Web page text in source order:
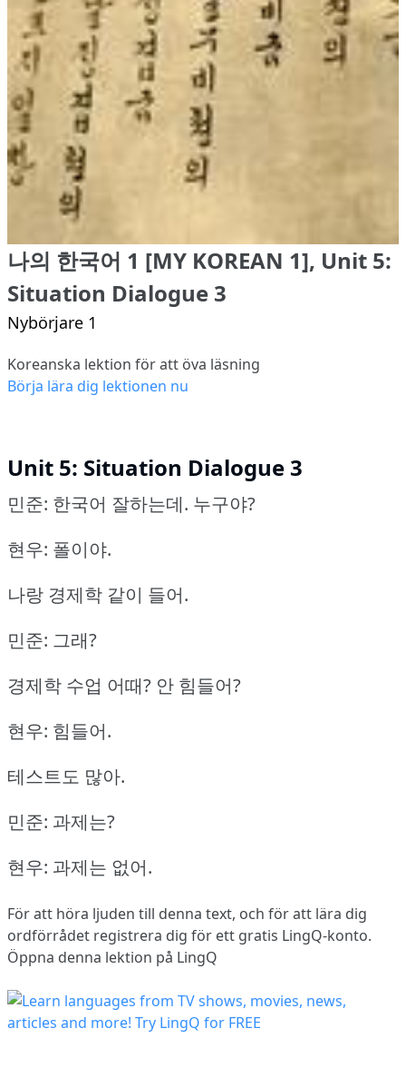
나의 한국어 1 [MY KOREAN 1], Unit 5:
Situation Dialogue 3
Nybörjare 1
Koreanska lektion för att öva läsning
Börja lära dig lektionen nu
Unit 5: Situation Dialogue 3
민준: 한국어 잘하는데. 누구야?
현우: 폴이야.
나랑 경제학 같이 들어.
민준: 그래?
경제학 수업 어때? 안 힘들어?
현우: 힘들어.
테스트도 많아.
민준: 과제는?
현우: 과제는 없어.
För att höra ljuden till denna text, och för att lära dig
ordförrådet registrera dig för ett gratis LingQ-konto.
Öppna denna lektion på LingQ